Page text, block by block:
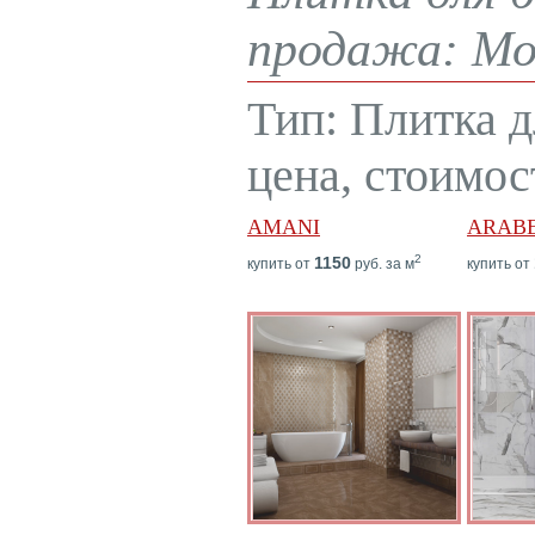
продажа:
Тип: Плитка
цена,
AMANI
купить от 1150 руб. за м2 купить от